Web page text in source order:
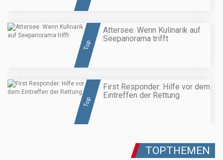
Top
Attersee: Wenn Kulinarik auf
Seepanorama trifft
Top
First Responder: Hilfe vor dem
Eintreffen der Rettung
TOPTHEMEN